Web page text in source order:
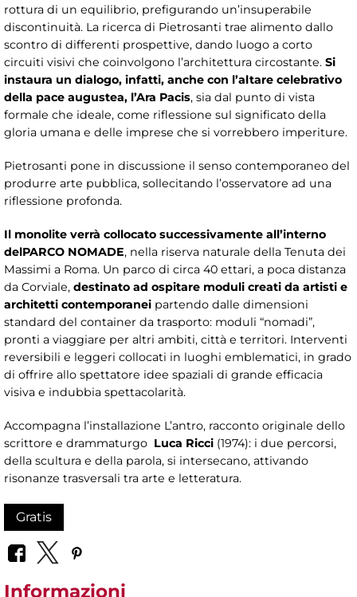
rottura di un equilibrio, prefigurando un’insuperabile
discontinuità. La ricerca di Pietrosanti trae alimento dallo
scontro di differenti prospettive, dando luogo a corto
circuiti visivi che coinvolgono l’architettura circostante. Si
instaura un dialogo, infatti, anche con l’altare celebrativo
della pace augustea, l’Ara Pacis, sia dal punto di vista
formale che ideale, come riflessione sul significato della
gloria umana e delle imprese che si vorrebbero imperiture.
Pietrosanti pone in discussione il senso contemporaneo del
produrre arte pubblica, sollecitando l’osservatore ad una
riflessione profonda.
Il monolite verrà collocato successivamente all’interno
delPARCO NOMADE, nella riserva naturale della Tenuta dei
Massimi a Roma. Un parco di circa 40 ettari, a poca distanza
da Corviale, destinato ad ospitare moduli creati da artisti e
architetti contemporanei partendo dalle dimensioni
standard del container da trasporto: moduli “nomadi”,
pronti a viaggiare per altri ambiti, città e territori. Interventi
reversibili e leggeri collocati in luoghi emblematici, in grado
di offrire allo spettatore idee spaziali di grande efficacia
visiva e indubbia spettacolarità.
Accompagna l’installazione L’antro, racconto originale dello
scrittore e drammaturgo Luca Ricci (1974): i due percorsi,
della scultura e della parola, si intersecano, attivando
risonanze trasversali tra arte e letteratura.
Gratis
Informazioni